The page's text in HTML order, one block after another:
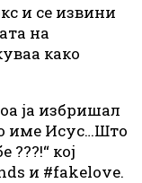
и се извини
на
како
ја избришал
име Исус…Што
кој
и #fakelove.